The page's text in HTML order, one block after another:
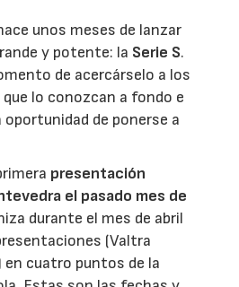
unos meses de lanzar
y potente: la Serie S.
de acercárselo a los
lo conozcan a fondo e
de ponerse a
presentación
el pasado mes de
durante el mes de abril
(Valtra
cuatro puntos de la